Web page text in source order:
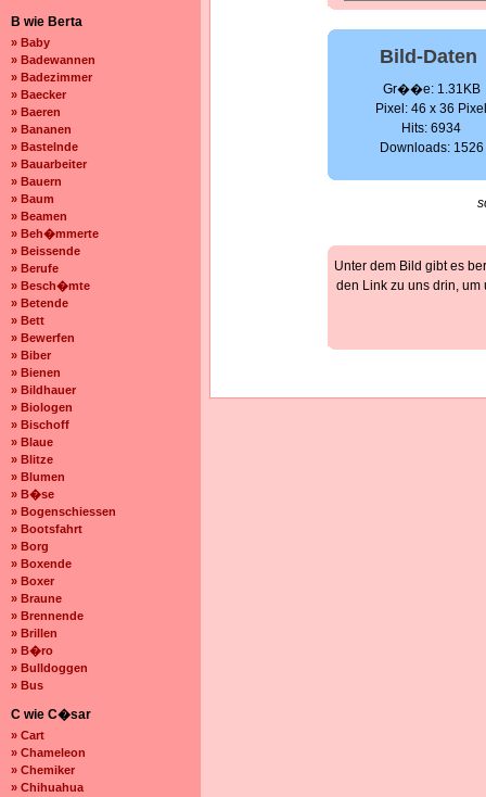
B wie Berta
» Baby
» Badewannen
» Badezimmer
» Baecker
» Baeren
» Bananen
» Bastelnde
» Bauarbeiter
» Bauern
» Baum
» Beamen
» Beh�mmerte
» Beissende
» Berufe
» Besch�mte
» Betende
» Bett
» Bewerfen
» Biber
» Bienen
» Bildhauer
» Biologen
» Bischoff
» Blaue
» Blitze
» Blumen
» B�se
» Bogenschiessen
» Bootsfahrt
» Borg
» Boxende
» Boxer
» Braune
» Brennende
» Brillen
» B�ro
» Bulldoggen
» Bus
C wie C�sar
» Cart
» Chameleon
» Chemiker
» Chihuahua
Bild-Daten
Gr��e: 1.31KB
Pixel: 46 x 36
Hits: 6934
Downloads: 1526
Unter dem Bild gibt es
den Link zu uns drin,